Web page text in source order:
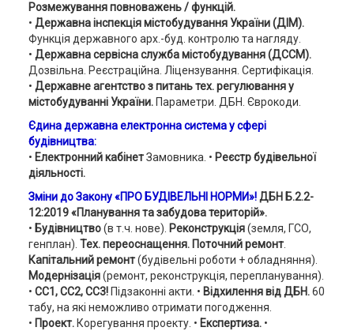
Розмежування повноважень / функцій.
• Державна інспекція містобудування України (ДІМ).
Функція державного арх.-буд. контролю та нагляду.
• Державна сервісна служба містобудування (ДССМ).
Дозвільна. Реєстраційна. Ліцензування. Сертифікація.
• Державне агентство з питань тех. регулювання у
містобудуванні України. Параметри. ДБН. Єврокоди.
Єдина державна електронна система у сфері
будівництва:
• Електронний кабінетЗамовника. • Реєстр будівельної
діяльності.
Зміни до Закону «ПРО БУДІВЕЛЬНІ НОРМИ»!ДБН Б.2.2-
12:2019«Планування та забудова територій».
• Будівництво(в т.ч. нове). Реконструкція(земля, ГСО,
генплан). Тех. переоснащення. Поточний ремонт.
Капітальний ремонт(будівельні роботи + обладняння).
Модернізація(ремонт, реконструкція, перепланування).
• СС1, СС2, СС3! Підзаконні акти. • Відхилення від ДБН.60
табу, на які неможливо отримати погодження.
• Проект.Корегування проекту. • Експертиза. •